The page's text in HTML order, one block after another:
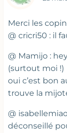
Merci les
@ cricri50 : il
@ Mamijo :
(surtout moi !)
oui c’est bon
trouve la
@
déconseillé